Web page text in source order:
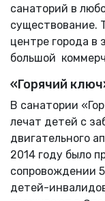
санаторий в
существование.
центре города в
большой
«Горячий
В санатории
лечат детей с
двигательного
2014 году было
сопровождении
детей-